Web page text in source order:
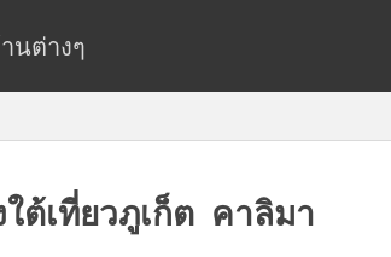
นต่างๆ
ต้เที่ยวภูเก็ต คาลิมา